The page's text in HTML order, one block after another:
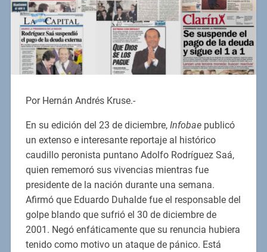
Por Hernán Andrés Kruse.-
En su edición del 23 de diciembre, Infobaepublicó
un extenso e interesante reportaje al histórico
caudillo peronista puntano Adolfo Rodríguez Saá,
quien rememoró sus vivencias mientras fue
presidente de la nación durante una semana.
Afirmó que Eduardo Duhalde fue el responsable del
golpe blando que sufrió el 30 de diciembre de
2001. Negó enfáticamente que su renuncia hubiera
tenido como motivo un ataque de pánico. Está